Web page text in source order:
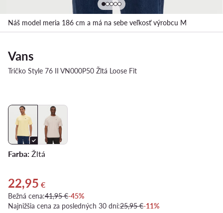
Náš model meria 186 cm a má na sebe veľkosť výrobcu M
Vans
Tričko Style 76 II VN000P50 Žltá Loose Fit
Farba: Žltá
Aktuálna cena 22,95 €
22,95 €
Bežná cena:41,95 €-45%
Najnižšia cena za posledných 30 dní:25,95 €-11%